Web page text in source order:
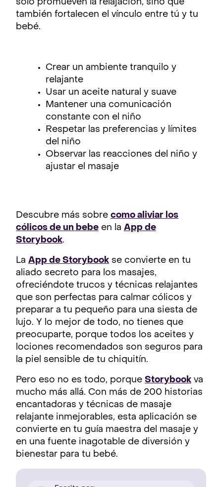
solo promueven la relajación, sino que
también fortalecen el vínculo entre tú y tu
bebé.
Crear un ambiente tranquilo y
relajante
Usar un aceite natural y suave
Mantener una comunicación
constante con el niño
Respetar las preferencias y límites
del niño
Observar las reacciones del niño y
ajustar el masaje
Descubre más sobre como aliviar los
cólicos de un bebe en la App de
Storybook.
La App de Storybook se convierte en tu
aliado secreto para los masajes,
ofreciéndote trucos y técnicas relajantes
que son perfectas para calmar cólicos y
preparar a tu pequeño para una siesta de
lujo. Y lo mejor de todo, no tienes que
preocuparte, porque todos los aceites y
lociones recomendados son seguros para
la piel sensible de tu chiquitín.
Pero eso no es todo, porque Storybook va
mucho más allá. Con más de 200 historias
encantadoras y técnicas de masaje
relajante inmejorables, esta aplicación se
convierte en tu guía maestra del masaje y
en una fuente inagotable de diversión y
bienestar para tu bebé.